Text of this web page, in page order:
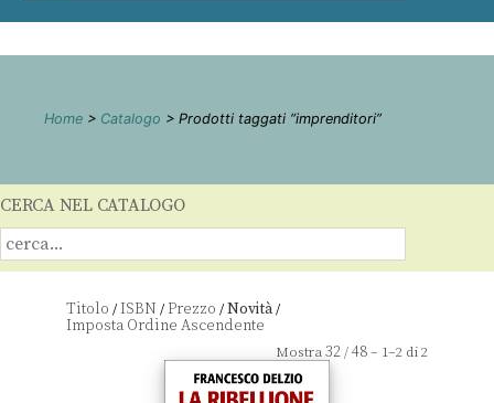
Home > Catalogo > Prodotti taggati “imprenditori”
CERCA NEL CATALOGO
Titolo /ISBN /Prezzo /Novità/
Mostra32/48– 1–2 di 2